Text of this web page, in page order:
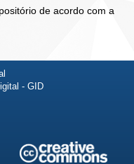
de acordo com a
- GID